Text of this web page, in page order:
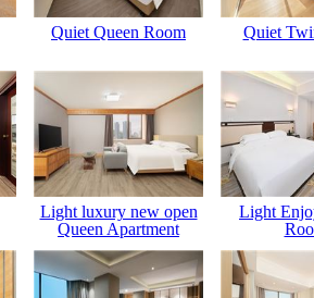
Quiet Queen Room Quiet
Light luxury new open
Queen Apartment
Light